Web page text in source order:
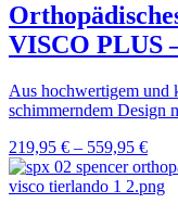
VISCO PLUS
Aus hochwertigem und
schimmerndem Design
219,95 € – 559,95 €